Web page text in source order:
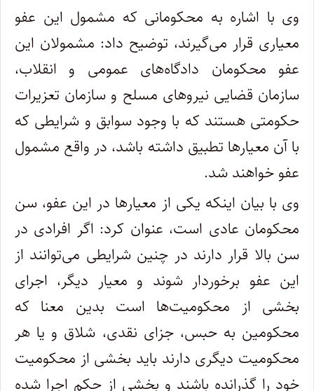
وی با اشاره به محکومانی که مشمول این عفو
معیاری قرار می‌گیرند، توضیح داد: مشمولان این
عفو محکومان دادگاه‌های عمومی و انقلاب،
سازمان قضایی نیرو‌های مسلح و سازمان تعزیرات
حکومتی هستند که با وجود سوابق و شرایطی که
با آن معیار‌ها تطبیق داشته باشد، در واقع مشمول
عفو خواهند شد.
وی با بیان اینکه یکی از معیار‌ها در این عفو، سن
محکومان عادی است، عنوان کرد: اگر افرادی در
سن بالا قرار دارند در چنین شرایطی می‌توانند از
این عفو برخوردار شوند و معیار دیگر، اجرای
بخشی از محکومیت‌ها است بدین معنا که
محکومین به حبس، جزای نقدی، شلاق و یا هر
محکومیت دیگری دارند باید بخشی از محکومیت
خود را گذرانده باشند و بخشی از حکم اجرا شده